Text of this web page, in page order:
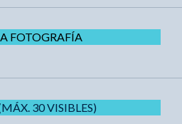
FOTOGRAFÍA
30 VISIBLES)